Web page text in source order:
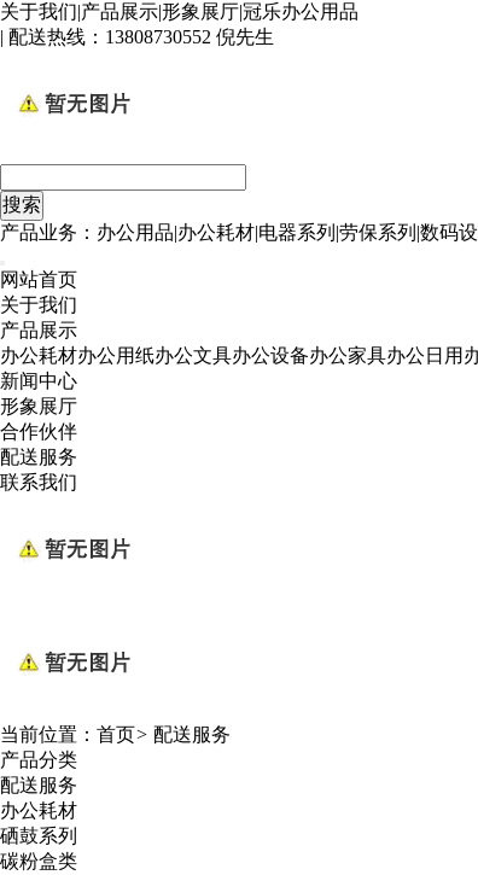
关于我们|产品展示|形象展厅|冠乐办公用品
| 配送热线： 13808730552 倪先生
产品业务：办公用品|办公耗材|电器系列|劳保系列|数码
网站首页
关于我们
产品展示
办公耗材办公用纸办公文具办公设备办公家具办公日用
新闻中心
形象展厅
合作伙伴
配送服务
联系我们
当前位置： 首页> 配送服务
产品分类
配送服务
办公耗材
硒鼓系列
碳粉盒类